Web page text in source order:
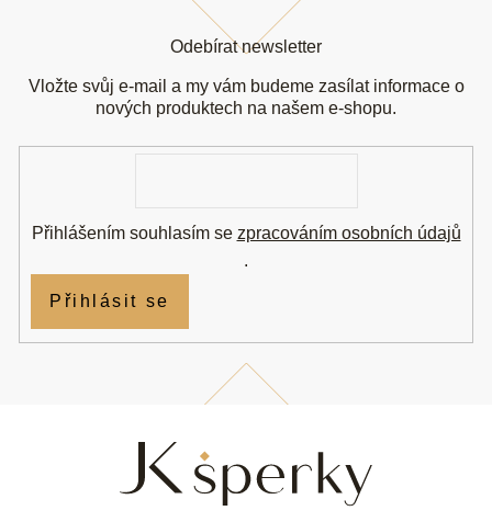
Odebírat newsletter
Vložte svůj e-mail a my vám budeme zasílat informace o
nových produktech na našem e-shopu.
Přihlášením souhlasím se zpracováním osobních údajů
.
Přihlásit se